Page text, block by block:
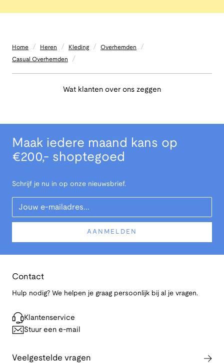
Home / Heren / Kleding / Overhemden /
Casual Overhemden /
Wat klanten over ons zeggen
Maak iedere maand kans op
€200,- shoptegoed
Schrijf je nu in op onze nieuwsbrief.
Your Email
AANMELDEN
Contact
Hulp nodig? We helpen je graag persoonlijk bij al je vragen.
Klantenservice
Stuur een e-mail
Veelgestelde vragen